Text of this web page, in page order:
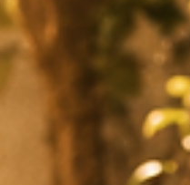
çeken şey, cevaplarının kesin
yerine kavramların içini
sorumluluk aramadım; yetki
"Yanlışlardan çok yanıl